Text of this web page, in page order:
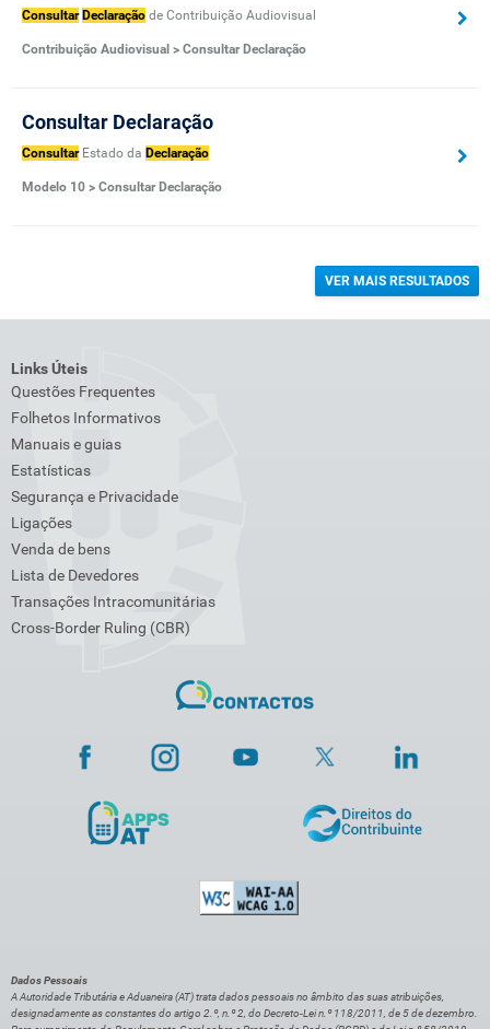
Consultar Declaração de Contribuição Audiovisual
Contribuição Audiovisual > Consultar Declaração
Consultar Declaração
ConsultarEstado da Declaração
Modelo 10 > Consultar Declaração
VER MAIS RESULTADOS
Links Úteis
Questões Frequentes
Folhetos Informativos
Manuais e guias
Estatísticas
Segurança e Privacidade
Ligações
Venda de bens
Lista de Devedores
Transações Intracomunitárias
Cross-Border Ruling (CBR)
Dados Pessoais
A Autoridade Tributária e Aduaneira (AT) trata dados pessoais no âmbito das suas atribuições,
designadamente as constantes do artigo 2.º, n.º 2, do Decreto-Lei n.º 118/2011, de 5 de dezembro.